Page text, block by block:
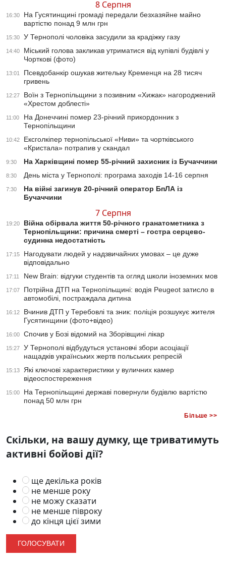
8 Серпня
16:30
На Гусятинщині громаді передали безхазяйне майно
вартістю понад 9 млн грн
15:30 У Тернополі чоловіка засудили за крадіжку газу
14:40
Міський голова закликав утриматися від купівлі будівлі у
Чорткові (фото)
13:01
Псевдобанкір ошукав жительку Кременця на 28 тисяч
гривень
12:27
Воїн з Тернопільщини з позивним «Хижак» нагороджений
«Хрестом доблесті»
11:00
На Донеччині помер 23-річний прикордонник з
Тернопільщини
10:42
Ексголкіпер тернопільської «Ниви» та чортківського
«Кристала» потрапив у скандал
9:30 На Харківщині помер 55-річний захисник із Бучаччини
8:30 День міста у Тернополі: програма заходів 14-16 серпня
7:30
На війні загинув 20-річний оператор БпЛА із
Бучаччини
7 Серпня
19:20
Війна обірвала життя 50-річного гранатометника з
Тернопільщини: причина смерті – гостра серцево-
судинна недостатність
17:15
Нагодувати людей у надзвичайних умовах – це дуже
відповідально
17:11 New Brain: відгуки студентів та огляд школи іноземних мов
17:07
Потрійна ДТП на Тернопільщині: водія Peugeot затисло в
автомобілі, постраждала дитина
16:12
Вчинив ДТП у Теребовлі та зник: поліція розшукує жителя
Гусятинщини (фото+відео)
16:00 Спочив у Бозі відомий на Зборівщині лікар
15:27
У Тернополі відбудуться установчі збори асоціації
нащадків українських жертв польських репресій
15:13
Які ключові характеристики у вуличних камер
відеоспостереження
15:00
На Тернопільщині державі повернули будівлю вартістю
понад 50 млн грн
Більше >>
Скільки, на вашу думку, ще триватимуть
активні бойові дії?
ще декілька років
не менше року
не можу сказати
не менше півроку
до кінця цієї зими